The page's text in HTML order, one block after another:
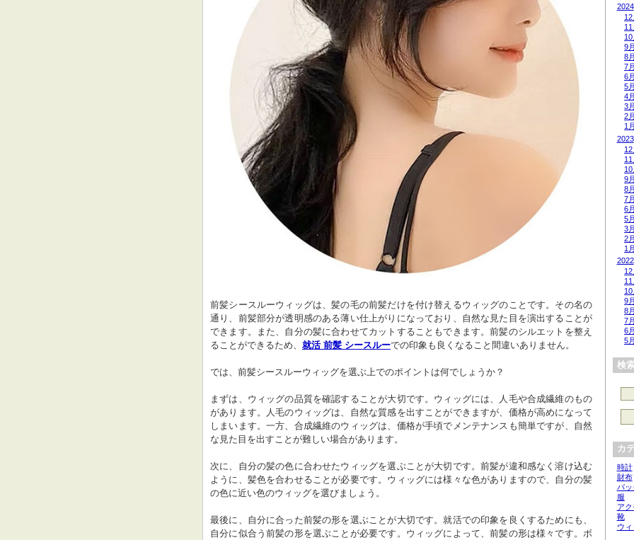
前髪シースルーウィッグは、髪の毛の前髪だけを付け替えるウィッグのことです。その名の
通り、前髪部分が透明感のある薄い仕上がりになっており、自然な見た目を演出することが
できます。また、自分の髪に合わせてカットすることもできます。前髪のシルエットを整え
ることができるため、 就活 前髪 シースルーでの印象も良くなること間違いありません。
では、前髪シースルーウィッグを選ぶ上でのポイントは何でしょうか？
まずは、ウィッグの品質を確認することが大切です。ウィッグには、人毛や合成繊維のもの
があります。人毛のウィッグは、自然な質感を出すことができますが、価格が高めになって
しまいます。一方、合成繊維のウィッグは、価格が手頃でメンテナンスも簡単ですが、自然
な見た目を出すことが難しい場合があります。
次に、自分の髪の色に合わせたウィッグを選ぶことが大切です。前髪が違和感なく溶け込む
ように、髪色を合わせることが必要です。ウィッグには様々な色がありますので、自分の髪
の色に近い色のウィッグを選びましょう。
最後に、自分に合った前髪の形を選ぶことが大切です。就活での印象を良くするためにも、
自分に似合う前髪の形を選ぶことが必要です。ウィッグによって、前髪の形は様々です。ボ
2024
12
11
10
9月
8月
7月
6月
5月
4月
3月
2月
1月
2023
12
11
10
9月
8月
7月
6月
5月
3月
2月
1月
2022
12
11
10
9月
8月
7月
6月
5月
検
カ
時計
財布
バッ
服
ア
靴
ウ